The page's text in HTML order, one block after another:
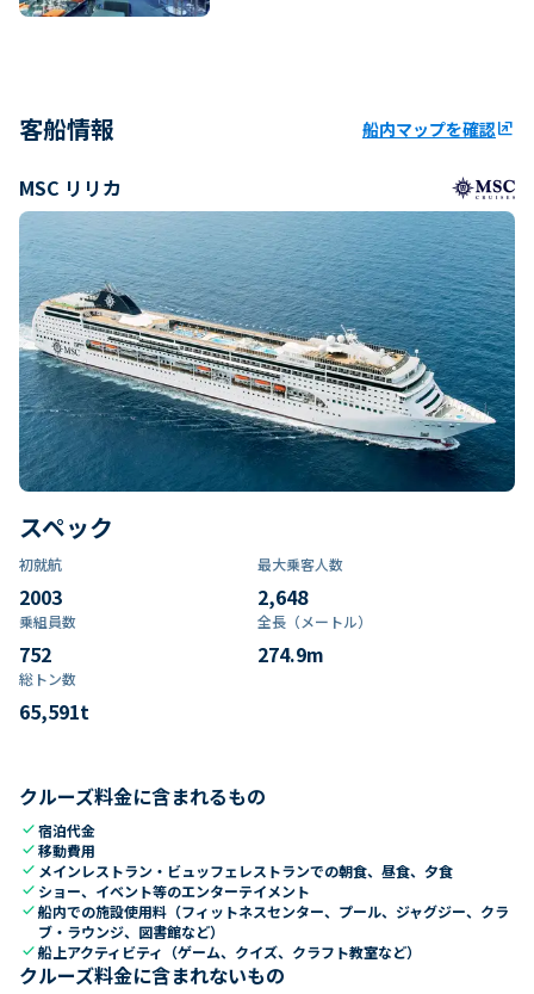
客船情報 船内マップを確認ungroup
MSC リリカ
スペック
初就航
2003
最大乗客人数
2,648
乗組員数​
752
全長（メートル）
274.9m
総トン数​
65,591t
クルーズ料金に含まれるもの
check宿泊代金
check移動費用
check メインレストラン・ビュッフェレストランでの朝食、昼食、夕食
check ショー、イベント等のエンターテイメント
check船内での施設使用料（フィットネスセンター、プール、ジャグジー、クラ
ブ・ラウンジ、図書館など）
check船上アクティビティ（ゲーム、クイズ、クラフト教室など）
クルーズ料金に含まれないもの